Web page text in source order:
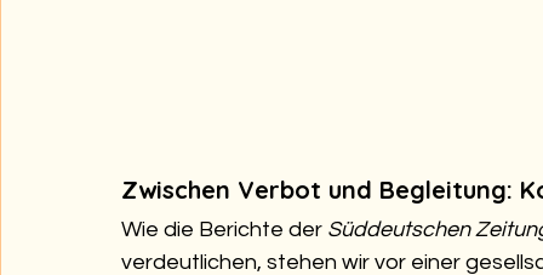
Zwischen Verbot und Begleitung:
Wie die Berichte der Süddeutschen
verdeutlichen, stehen wir vor einer